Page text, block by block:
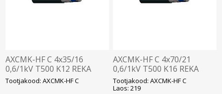
AXCMK-HF C 4x35/16
0,6/1kV T500 K12 REKA
Tootjakood: AXCMK-HF C
AXCMK-HF C 4x70/21
0,6/1kV T500 K16 REKA
Tootjakood: AXCMK-HF C
Laos: 219